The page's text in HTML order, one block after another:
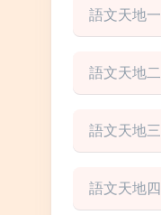
語文天地一
語文天地二
語文天地三
語文天地四